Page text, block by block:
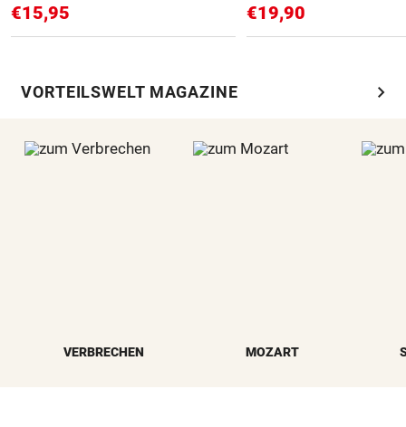
€15,95 €19,90
VORTEILSWELT MAGAZINE chevron_right
VERBRECHEN MOZART